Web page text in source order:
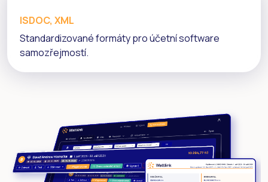
ISDOC, XML
Standardizované formáty pro účetní software
samozřejmostí.